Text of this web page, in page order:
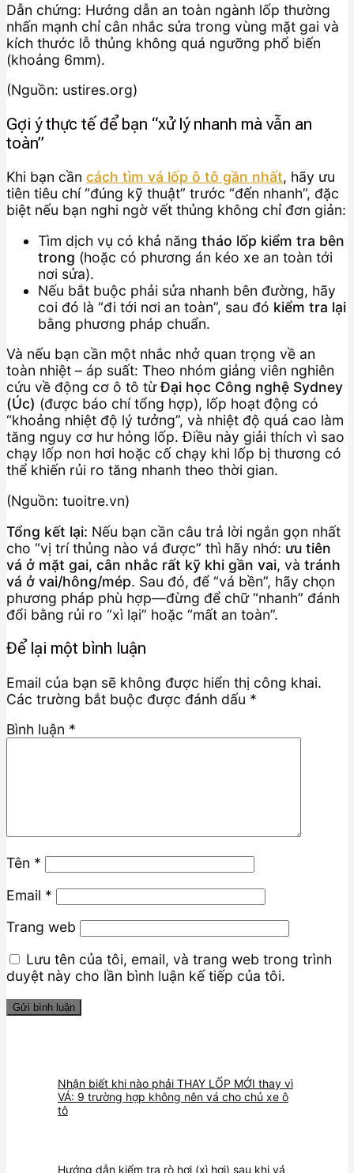
Dẫn chứng: Hướng dẫn an toàn ngành lốp thường
nhấn mạnh chỉ cân nhắc sửa trong vùng mặt gai và
kích thước lỗ thủng không quá ngưỡng phổ biến
(khoảng 6mm).
(Nguồn: ustires.org)
Gợi ý thực tế để bạn “xử lý nhanh mà vẫn an
toàn”
Khi bạn cần cách tìm vá lốp ô tô gần nhất, hãy ưu
tiên tiêu chí “đúng kỹ thuật” trước “đến nhanh”, đặc
biệt nếu bạn nghi ngờ vết thủng không chỉ đơn giản:
Tìm dịch vụ có khả năng tháo lốp kiểm tra bên
trong (hoặc có phương án kéo xe an toàn tới
nơi sửa).
Nếu bắt buộc phải sửa nhanh bên đường, hãy
coi đó là “đi tới nơi an toàn”, sau đó kiểm tra lại
bằng phương pháp chuẩn.
Và nếu bạn cần một nhắc nhở quan trọng về an
toàn nhiệt – áp suất: Theo nhóm giảng viên nghiên
cứu về động cơ ô tô từĐại học Công nghệ Sydney
(Úc) (được báo chí tổng hợp), lốp hoạt động có
“khoảng nhiệt độ lý tưởng”, và nhiệt độ quá cao làm
tăng nguy cơ hư hỏng lốp. Điều này giải thích vì sao
chạy lốp non hơi hoặc cố chạy khi lốp bị thương có
thể khiến rủi ro tăng nhanh theo thời gian.
(Nguồn: tuoitre.vn)
Tổng kết lại: Nếu bạn cần câu trả lời ngắn gọn nhất
cho “vị trí thủng nào vá được” thì hãy nhớ: ưu tiên
vá ở mặt gai, cân nhắc rất kỹ khi gần vai, và tránh
vá ở vai/hông/mép. Sau đó, để “vá bền”, hãy chọn
phương pháp phù hợp—đừng để chữ “nhanh” đánh
đổi bằng rủi ro “xì lại” hoặc “mất an toàn”.
Để lại một bình luận
Email của bạn sẽ không được hiển thị công khai.
Các trường bắt buộc được đánh dấu *
Bình luận *
Tên *
Email *
Trang web
Lưu tên của tôi, email, và trang web trong trình
duyệt này cho lần bình luận kế tiếp của tôi.
Nhận biết khi nào phải THAY LỐP MỚI thay vì
VÁ: 9 trường hợp không nên vá cho chủ xe ô
tô
Hướng dẫn kiểm tra rò hơi (xì hơi) sau khi vá